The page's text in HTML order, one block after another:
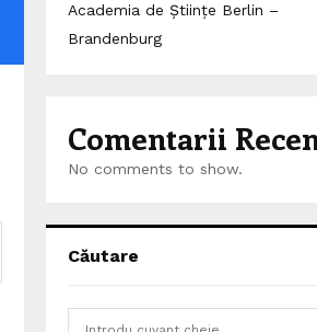
Academia de Științe Berlin –
Brandenburg
Comentarii
No comments to show.
Căutare